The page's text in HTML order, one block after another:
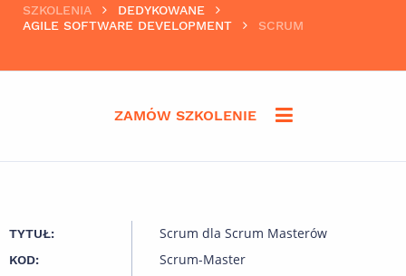
SZKOLENIA
DEDYKOWANE
AGILE SOFTWARE DEVELOPMENT
SCRUM
ZAMÓW SZKOLENIE
TYTUŁ: Scrum dla Scrum Masterów
KOD: Scrum-Master